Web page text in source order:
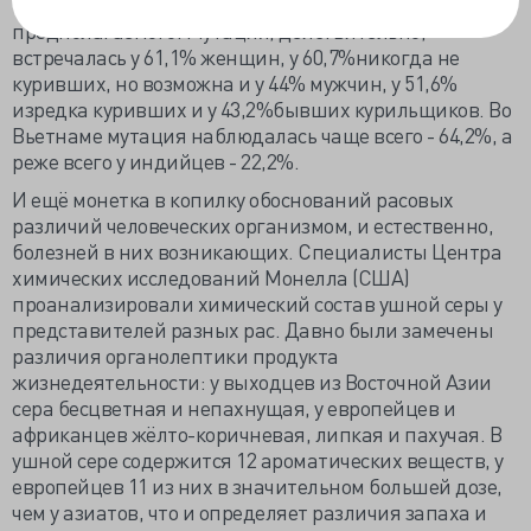
предполагаемого. Мутация, действительно,
встречалась у 61,1% женщин, у 60,7%никогда не
куривших, но возможна и у 44% мужчин, у 51,6%
изредка куривших и у 43,2%бывших курильщиков. Во
Вьетнаме мутация наблюдалась чаще всего - 64,2%, а
реже всего у индийцев - 22,2%.
И ещё монетка в копилку обоснований расовых
различий человеческих организмом, и естественно,
болезней в них возникающих. Специалисты Центра
химических исследований Монелла (США)
проанализировали химический состав ушной серы у
представителей разных рас. Давно были замечены
различия органолептики продукта
жизнедеятельности: у выходцев из Восточной Азии
сера бесцветная и непахнущая, у европейцев и
африканцев жёлто-коричневая, липкая и пахучая. В
ушной сере содержится 12 ароматических веществ, у
европейцев 11 из них в значительном большей дозе,
чем у азиатов, что и определяет различия запаха и